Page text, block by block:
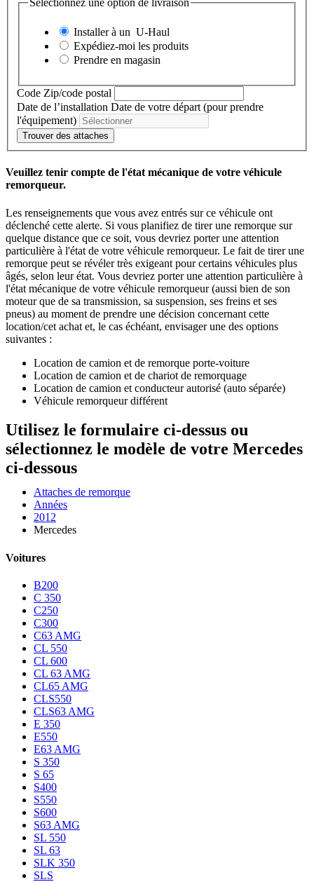
Sélectionnez une option de livraison
Installer à un U-Haul
Expédiez-moi les produits
Prendre en magasin
Code Zip/code postal
Date de l’installation Date de votre départ (pour prendre
l'équipement)
Trouver des attaches
Veuillez tenir compte de l'état mécanique de votre véhicule
remorqueur.
Les renseignements que vous avez entrés sur ce véhicule ont
déclenché cette alerte. Si vous planifiez de tirer une remorque sur
quelque distance que ce soit, vous devriez porter une attention
particulière à l'état de votre véhicule remorqueur. Le fait de tirer une
remorque peut se révéler très exigeant pour certains véhicules plus
âgés, selon leur état. Vous devriez porter une attention particulière à
l'état mécanique de votre véhicule remorqueur (aussi bien de son
moteur que de sa transmission, sa suspension, ses freins et ses
pneus) au moment de prendre une décision concernant cette
location/cet achat et, le cas échéant, envisager une des options
suivantes :
Location de camion et de remorque porte-voiture
Location de camion et de chariot de remorquage
Location de camion et conducteur autorisé (auto séparée)
Véhicule remorqueur différent
Utilisez le formulaire ci-dessus ou
sélectionnez le modèle de votre Mercedes
ci-dessous
Attaches de remorque
Années
2012
Mercedes
Voitures
B200
C 350
C250
C300
C63 AMG
CL 550
CL 600
CL 63 AMG
CL65 AMG
CLS550
CLS63 AMG
E 350
E550
E63 AMG
S 350
S 65
S400
S550
S600
S63 AMG
SL 550
SL 63
SLK 350
SLS